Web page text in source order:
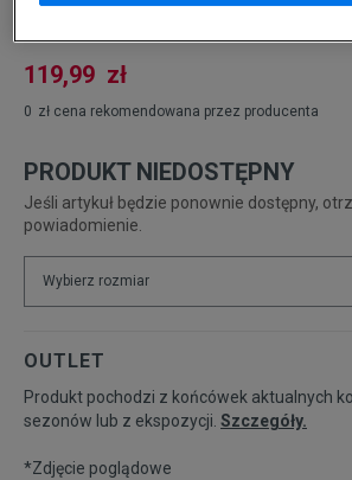
0 zł cena rekomendowana przez producenta
119,99 zł
PRODUKT NIEDOSTĘPNY
Jeśli artykuł będzie ponownie dostępny,
powiadomienie.
Wybierz rozmiar
7
Powiadom o
OUTLET
Produkt pochodzi z końcówek aktualnych
sezonów lub z ekspozycji. Szczegóły.
*Zdjęcie poglądowe